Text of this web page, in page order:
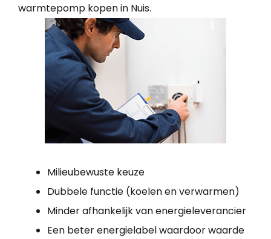
warmtepomp kopen in Nuis.
Milieubewuste keuze
Dubbele functie (koelen en verwarmen)
Minder afhankelijk van energieleverancier
Een beter energielabel waardoor waarde